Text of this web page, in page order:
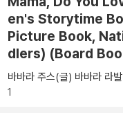
en's Storytime
Picture Book,
dlers) (Board
바바라 주스(글) 바바라 라
1